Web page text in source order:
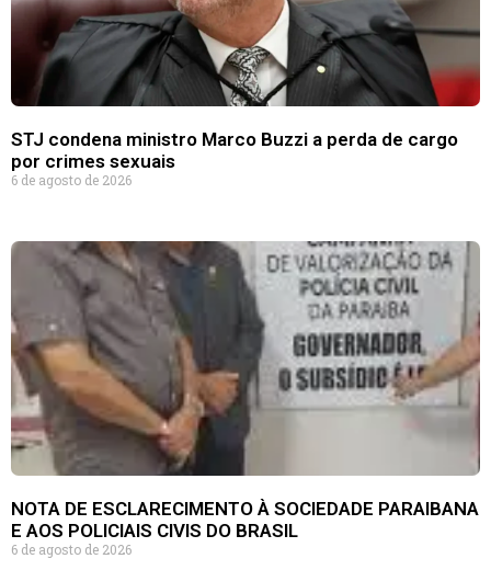
STJ condena ministro Marco Buzzi a perda de cargo
por crimes sexuais
6 de agosto de 2026
NOTA DE ESCLARECIMENTO À SOCIEDADE PARAIBANA
E AOS POLICIAIS CIVIS DO BRASIL
6 de agosto de 2026